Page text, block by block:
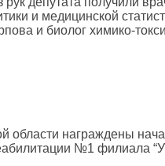
и медицинской
и биолог химико-
награждены
№1 филиала